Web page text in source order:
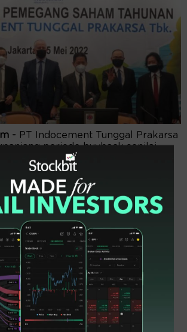
- PT Indocement Tunggal Prakarsa
periode buyback senilai
Buyback tidak melebihi 20
disetor dengan ketentuan paling
7,5 persen. Periode buyback
2022 hinge 6 September 2022.
menyimpan sisa dana untuk
kembali saham sejumlah
Perseroan berkeyakinan
tidak akan mengakibatkan
dan tidak memberikan
biaya pembiayaan. Itu
yang digunakan dari dana internal